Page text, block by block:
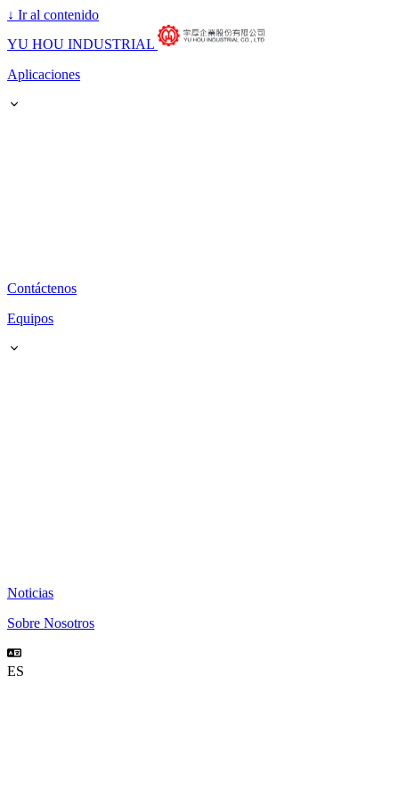
↓ Ir al contenido
YU HOU INDUSTRIAL
Aplicaciones
Contáctenos
Equipos
Noticias
Sobre Nosotros
ES